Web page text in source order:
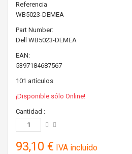
Referencia
WB5023-DEMEA
Part Number:
Dell WB5023-DEMEA
EAN:
5397184687567
101 artículos
¡Disponible sólo Online!
Cantidad :
93,10 € IVA incluido